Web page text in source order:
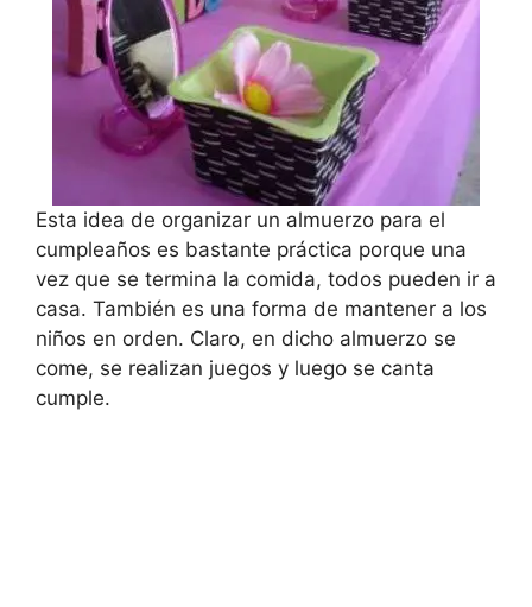
Esta idea de organizar un almuerzo para el
cumpleaños es bastante práctica porque una
vez que se termina la comida, todos pueden ir a
casa. También es una forma de mantener a los
niños en orden. Claro, en dicho almuerzo se
come, se realizan juegos y luego se canta
cumple.